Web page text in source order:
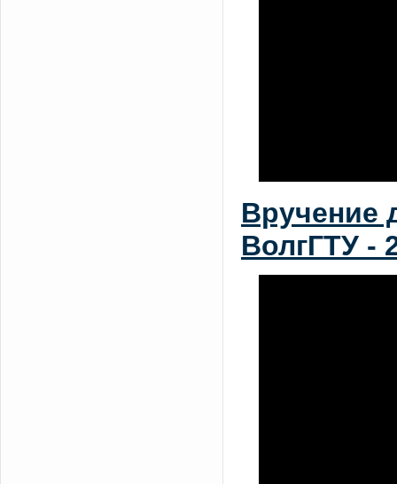
Вручение
ВолгГТУ -